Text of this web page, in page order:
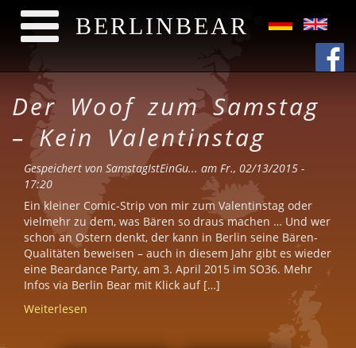
Direkt zum Inhalt
BERLINBEAR
Der Woof zum Samstag
– Kein Valentinstag
Gespeichert von SamstagIstEinGu... am Fr., 02/13/2015 -
17:20
Ein kleiner Comic-Strip von mir zum Valentinstag oder
vielmehr zu dem, was Bären so draus machen … Und wer
schon an Ostern denkt, der kann in Berlin seine Bären-
Qualitäten beweisen – auch in diesem Jahr gibt es wieder
eine Beardance Party, am 3. April 2015 im SO36. Mehr
Infos via Berlin Bear mit Klick auf […]
Weiterlesen